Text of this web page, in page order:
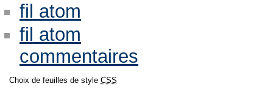
fil atom
fil atom
commentaires
Choix de feuilles de style CSS